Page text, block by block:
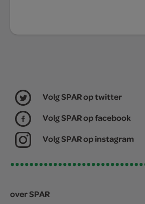
Volg SPAR op twitter
Volg SPAR op facebook
Volg SPAR op instagram
over SPAR